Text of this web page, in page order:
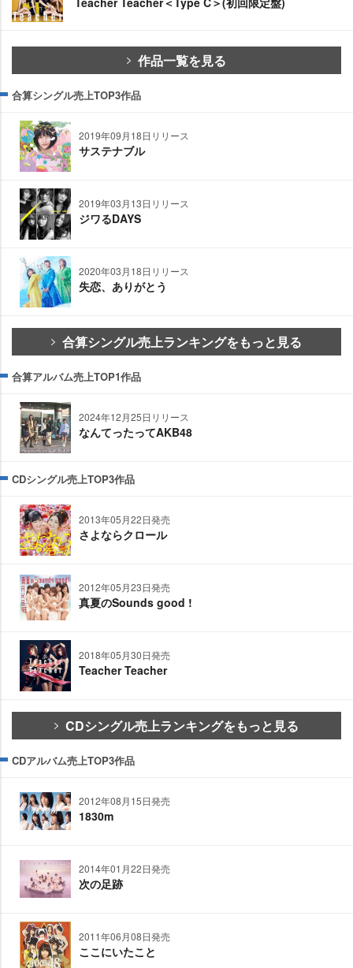
作品一覧を見る
合算シングル売上TOP3作品
2019年09月18日リリース
サステナブル
2019年03月13日リリース
ジワるDAYS
2020年03月18日リリース
失恋、ありがとう
合算シングル売上ランキングをもっと見る
合算アルバム売上TOP1作品
2024年12月25日リリース
なんてったってAKB48
CDシングル売上TOP3作品
2013年05月22日発売
さよならクロール
2012年05月23日発売
真夏のSounds good !
2018年05月30日発売
Teacher Teacher
CDシングル売上ランキングをもっと見る
CDアルバム売上TOP3作品
2012年08月15日発売
1830m
2014年01月22日発売
次の足跡
2011年06月08日発売
ここにいたこと